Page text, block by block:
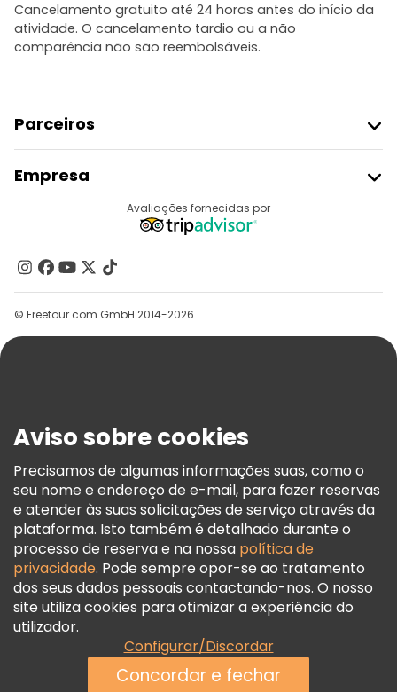
Cancelamento gratuito até 24 horas antes do início da
atividade. O cancelamento tardio ou a não
comparência não são reembolsáveis.
Parceiros
Registo Do Fornecedor
Programa De Afiliados
Empresa
Contacte-Nos
Grupos
Ajuda
Termos E Informações Legais
Política De Cookies
Freetour Prémios
Programa De Fidelidade
Avaliações fornecidas por
© Freetour.com GmbH 2014-2026
Aviso sobre cookies
Precisamos de algumas informações suas, como o
seu nome e endereço de e-mail, para fazer reservas
e atender às suas solicitações de serviço através da
plataforma. Isto também é detalhado durante o
processo de reserva e na nossa política de
privacidade. Pode sempre opor-se ao tratamento
dos seus dados pessoais contactando-nos. O nosso
site utiliza cookies para otimizar a experiência do
utilizador.
Configurar/Discordar
Concordar e fechar